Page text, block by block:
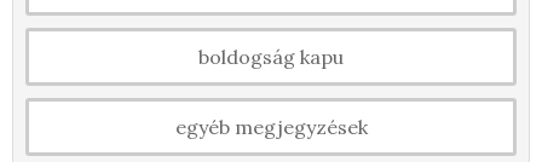
boldogság kapu
egyéb megjegyzések